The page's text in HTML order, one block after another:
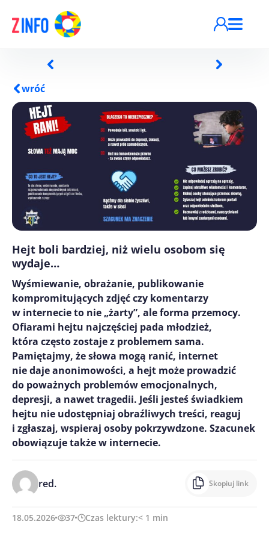
wróć
Hejt boli bardziej, niż wielu osobom się
wydaje…
Wyśmiewanie, obrażanie, publikowanie
kompromitujących zdjęć czy komentarzy
w internecie to nie „żarty”, ale forma przemocy.
Ofiarami hejtu najczęściej pada młodzież,
która często zostaje z problemem sama.
Pamiętajmy, że słowa mogą ranić, internet
nie daje anonimowości, a hejt może prowadzić
do poważnych problemów emocjonalnych,
depresji, a nawet tragedii. Jeśli jesteś świadkiem
hejtu nie udostępniaj obraźliwych treści, reaguj
i zgłaszaj, wspieraj osoby pokrzywdzone. Szacunek
obowiązuje także w internecie.
red. Skopiuj link
18.05.2026 37 Czas lektury:< 1 min